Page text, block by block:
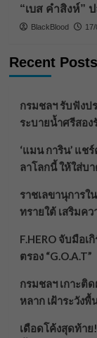
“เบส คำสิงห์”
BlackBlood
Recent Posts
กรมชลฯ รับฟังป
ระบายน้ำศรีสอง
‘แมน การิน’ แช
ลาโลกนี้ ให้ใส่บ
ราชเลขานุการใ
ทรายใต้ เสริมค
F.HERO จับมือเ
ตรอง “G.O.A.T”
กรมชลฯ เกาะติ
หลาก เฝ้าระวังพื้
เดือดโค้งสุดท้าย